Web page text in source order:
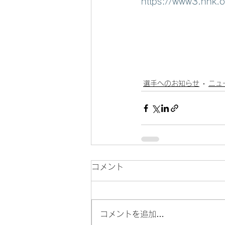
選手へのお知らせ ニュ
コメント
コメントを追加…